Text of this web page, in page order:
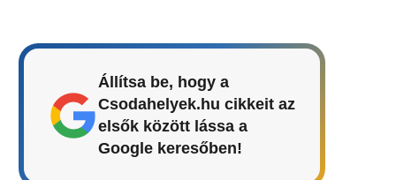
Állítsa be, hogy a
Csodahelyek.hu cikkeit az
elsők között lássa a
Google keresőben!